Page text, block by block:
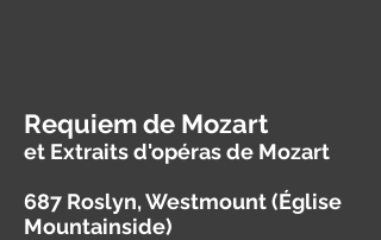
Requiem de Mozart
et Extraits d'opéras de Mozart
687 Roslyn, Westmount (Église
Mountainside)